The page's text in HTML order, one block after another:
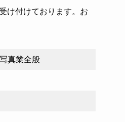
け付けております。お
真業全般